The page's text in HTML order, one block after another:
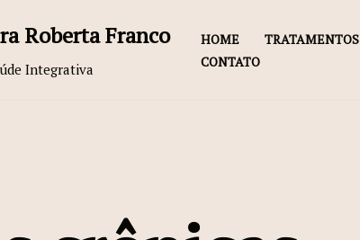
Roberta Franco
Integrativa
HOME TRATAMENTOS
CONTATO